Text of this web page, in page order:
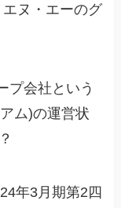
ヌ・エーのグ
プ会社という
ム)の運営状
年3月期第2四